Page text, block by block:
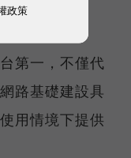
。
第一，不僅代
路基礎建設具
用情境下提供
政策